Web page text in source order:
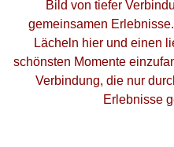
Bild von tiefer
gemeinsamen
Lächeln hier und einen
schönsten Momente
Verbindung, die nur
Erlebnisse